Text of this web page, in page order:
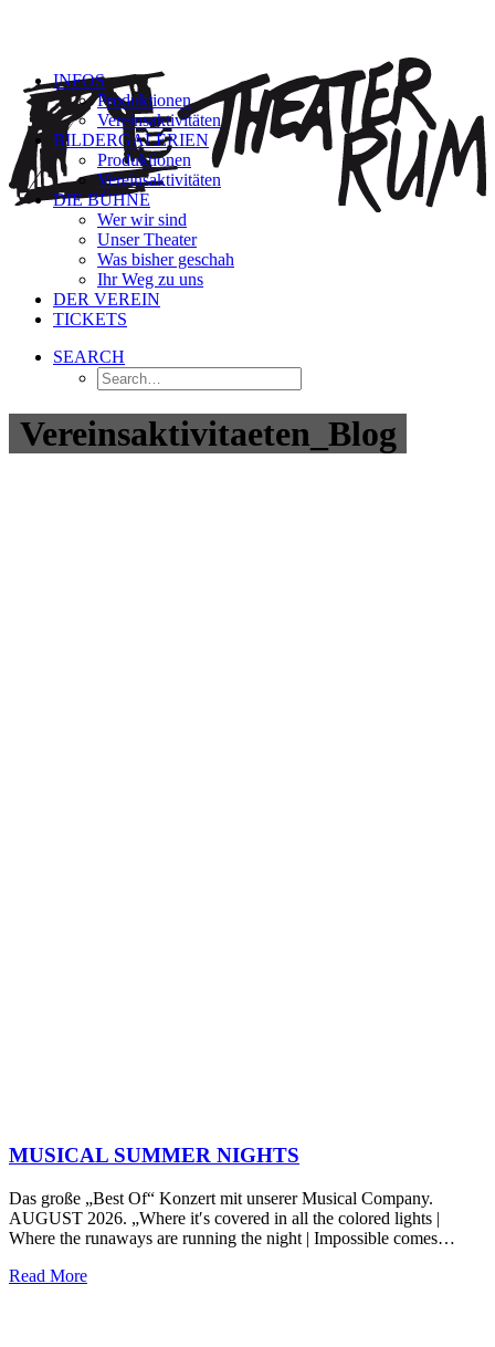
INFOS
Produktionen
Vereinsaktivitäten
BILDERGALERIEN
Produktionen
Vereinsaktivitäten
DIE BÜHNE
Wer wir sind
Unser Theater
Was bisher geschah
Ihr Weg zu uns
DER VEREIN
TICKETS
SEARCH
Vereinsaktivitaeten_Blog
MUSICAL SUMMER NIGHTS
Das große „Best Of“ Konzert mit unserer Musical Company.
AUGUST 2026. „Where it′s covered in all the colored lights |
Where the runaways are running the night | Impossible comes…
Read More